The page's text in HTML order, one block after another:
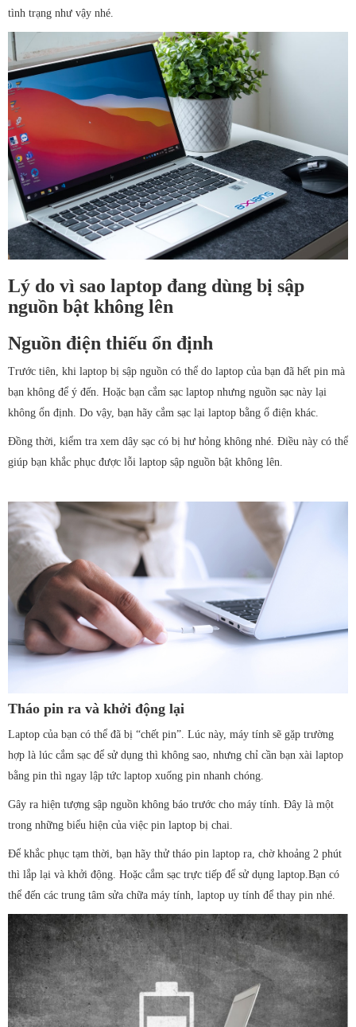
Vệ sinh laptop, PC
tình trạng như vậy nhé.
Lý do vì sao laptop đang dùng bị sập
nguồn bật không lên
Nguồn điện thiếu ổn định
Trước tiên, khi laptop bị sập nguồn có thể do laptop của bạn đã hết pin mà
bạn không để ý đến. Hoặc bạn cắm sạc laptop nhưng nguồn sạc này lại
không ổn định. Do vậy, bạn hãy cắm sạc lại laptop bằng ổ điện khác.
Đồng thời, kiểm tra xem dây sạc có bị hư hỏng không nhé. Điều này có thể
giúp bạn khắc phục được lỗi laptop sập nguồn bật không lên.
Tháo pin ra và khởi động lại
Laptop của bạn có thể đã bị “chết pin”. Lúc này, máy tính sẽ gặp trường
hợp là lúc cắm sạc để sử dụng thì không sao, nhưng chỉ cần bạn xài laptop
bằng pin thì ngay lập tức laptop xuống pin nhanh chóng.
Gây ra hiện tượng sập nguồn không báo trước cho máy tính. Đây là một
trong những biểu hiện của việc pin laptop bị chai.
Để khắc phục tạm thời, bạn hãy thử tháo pin laptop ra, chờ khoảng 2 phút
thì lắp lại và khởi động. Hoặc cắm sạc trực tiếp để sử dụng laptop.Bạn có
thể đến các trung tâm sửa chữa máy tính, laptop uy tính để thay pin nhé.